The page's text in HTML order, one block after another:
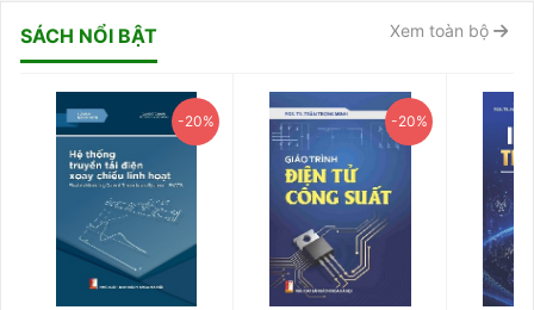
SÁCH NỔI BẬT Xem toàn bộ
-20% -20%